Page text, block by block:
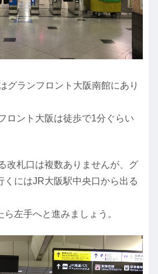
グランフロント大阪南館にあり
ロント大阪は徒歩で1分ぐらい
改札口は複数ありませんが、グ
くにはJR大阪駅中央口から出る
左手へと進みましょう。